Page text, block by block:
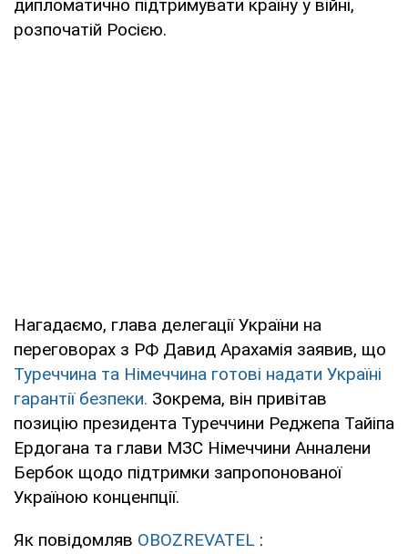
дипломатично підтримувати країну у війні,
розпочатій Росією.
Нагадаємо, глава делегації України на
переговорах з РФ Давид Арахамія заявив, що
Туреччина та Німеччина готові надати Україні
гарантії безпеки. Зокрема, він привітав
позицію президента Туреччини Реджепа Тайіпа
Ердогана та глави МЗС Німеччини Анналени
Бербок щодо підтримки запропонованої
Україною конценпції.
Як повідомляв OBOZREVATEL :